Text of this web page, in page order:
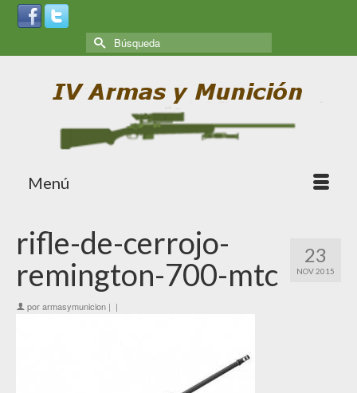
Menú
23
NOV 2015
rifle-de-cerrojo-
remington-700-mtc
porarmasymunicion | |